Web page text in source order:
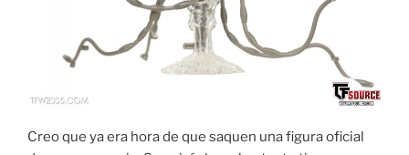
Creo que ya era hora de que saquen una figura oficial